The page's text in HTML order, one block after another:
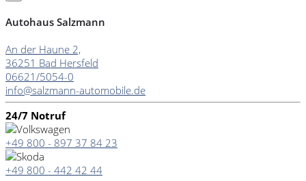
Autohaus Salzmann
An der Haune 2,
36251 Bad Hersfeld
06621/5054-0
info@salzmann-automobile.de
24/7 Notruf
+49 800 - 897 37 84 23
+49 800 - 442 42 44